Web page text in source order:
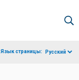
Язык страницы: Русский